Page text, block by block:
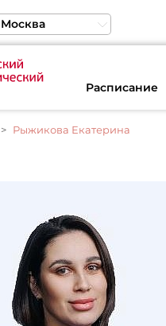
Москва
Санкт-Петербург
Екатеринбург
Расписание
Рыжикова Екатерина